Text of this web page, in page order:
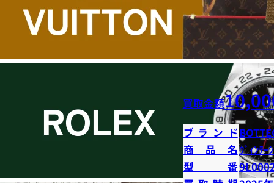
買取金額
ブランド
商品名ｳﾞｨﾝﾃｰ
型番